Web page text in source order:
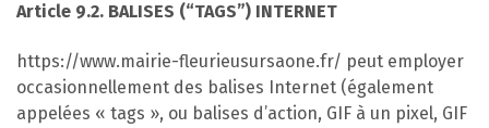
Article 9.2. BALISES (“TAGS”) INTERNET
https://www.mairie-fleurieusursaone.fr/ peut employer
occasionnellement des balises Internet (également
appelées « tags », ou balises d’action, GIF à un pixel, GIF